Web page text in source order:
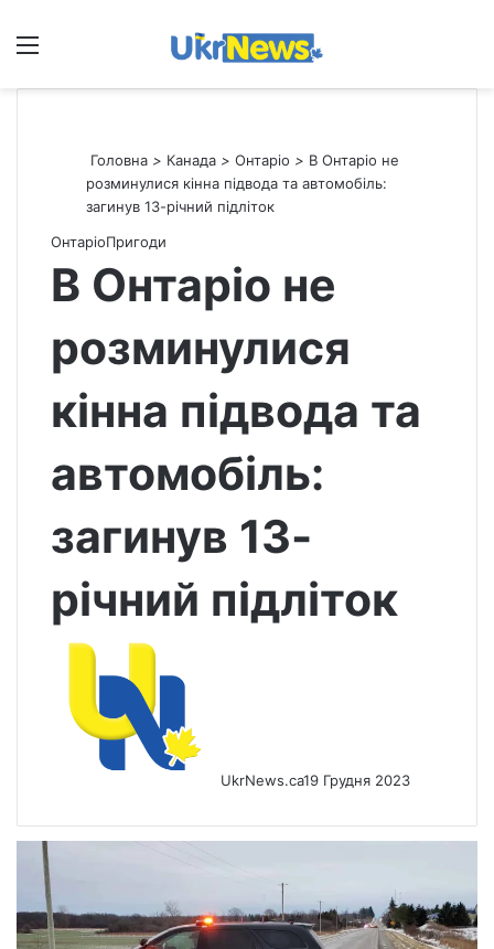
Меню
Головна > Канада > Онтаріо > В Онтаріо не
розминулися кінна підвода та автомобіль:
загинув 13-річний підліток
ОнтаріоПригоди
В Онтаріо не
розминулися
кінна підвода та
автомобіль:
загинув 13-
річний підліток
UkrNews.ca19 Грудня 2023